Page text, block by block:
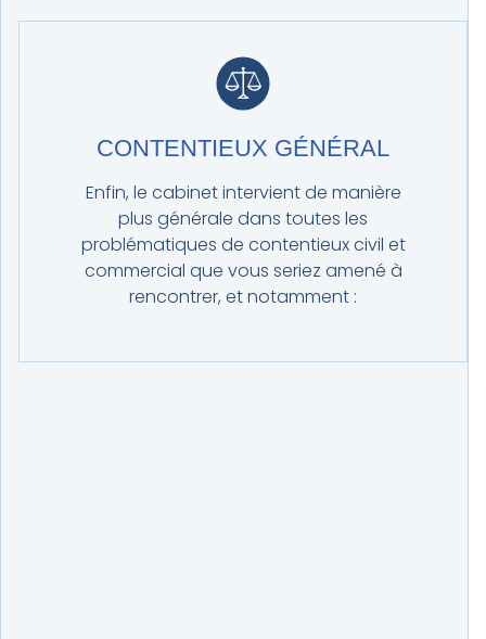
CONTENTIEUX GÉNÉRAL
Enfin, le cabinet intervient de manière
plus générale dans toutes les
problématiques de contentieux civil et
commercial que vous seriez amené à
rencontrer, et notamment :